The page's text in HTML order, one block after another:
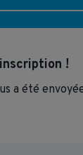
!
a été